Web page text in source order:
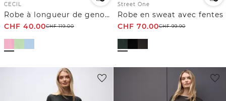
CECIL
Robe à longueur de genou avec capuche
CHF 40.00CHF119.00
Street One
Robe en sweat avec fentes
CHF 70.00CHF99.90